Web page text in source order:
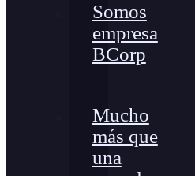
Somos
empresa
BCorp
Mucho
más que
una